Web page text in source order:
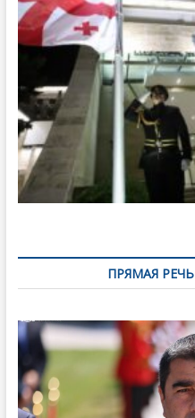
ПРЯМАЯ РЕЧЬ